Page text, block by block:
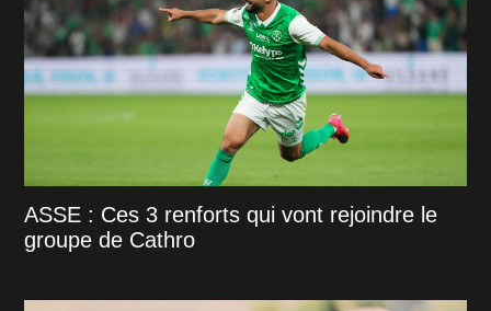
ASSE : Ces 3 renforts qui vont rejoindre le
groupe de Cathro